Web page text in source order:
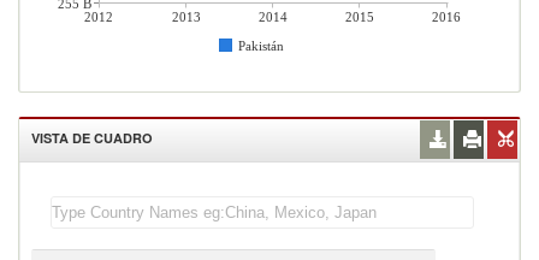
2012 2013 2014 2015
2016
Pakistán
255 B
VISTA DE CUADRO